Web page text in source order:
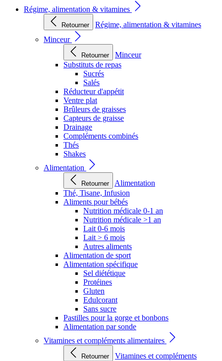
Régime, alimentation & vitamines
Retourner
Régime, alimentation & vitamines
Minceur
Retourner
Minceur
Substituts de repas
Sucrés
Salés
Réducteur d'appétit
Ventre plat
Brûleurs de graisses
Capteurs de graisse
Drainage
Compléments combinés
Thés
Shakes
Alimentation
Retourner
Alimentation
Thé, Tisane, Infusion
Aliments pour bébés
Nutrition médicale 0-1 an
Nutrition médicale >1 an
Lait 0-6 mois
Lait > 6 mois
Autres aliments
Alimentation de sport
Alimentation spécifique
Sel diététique
Protéines
Gluten
Edulcorant
Sans sucre
Pastilles pour la gorge et bonbons
Alimentation par sonde
Vitamines et compléments alimentaires
Retourner
Vitamines et compléments